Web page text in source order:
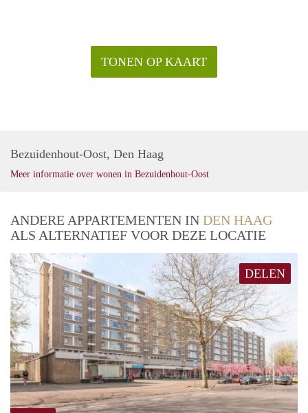
TONEN OP KAART
Bezuidenhout-Oost, Den Haag
Meer informatie over wonen in Bezuidenhout-Oost
ANDERE APPARTEMENTEN IN DEN HAAG
ALS ALTERNATIEF VOOR DEZE LOCATIE
DELEN